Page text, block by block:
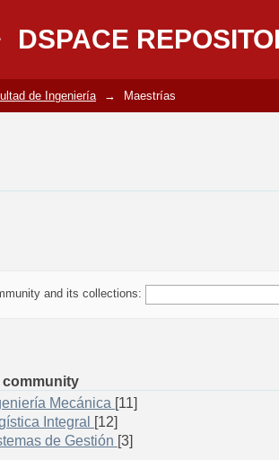
DSPACE
de Ingeniería → Maestrías
and its collections:
Mecánica [11]
Integral
[12]
de Gestión [3]